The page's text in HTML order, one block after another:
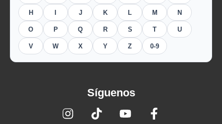
H J K L M N
O P Q R S T U
V W X Y Z 0-9
Síguenos